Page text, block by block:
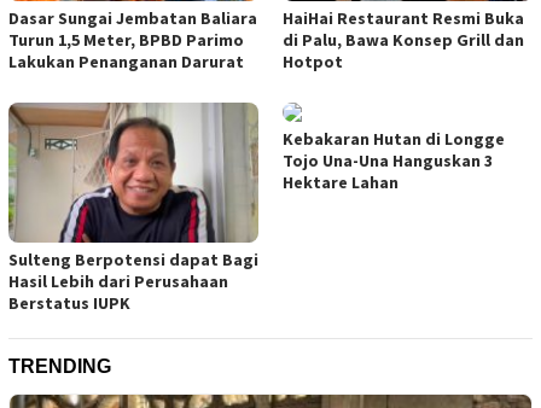
Dasar Sungai Jembatan Baliara
Turun 1,5 Meter, BPBD Parimo
Lakukan Penanganan Darurat
HaiHai Restaurant Resmi Buka
di Palu, Bawa Konsep Grill dan
Hotpot
Sulteng Berpotensi dapat Bagi
Hasil Lebih dari Perusahaan
Berstatus IUPK
Kebakaran Hutan di Longge
Tojo Una-Una Hanguskan 3
Hektare Lahan
TRENDING